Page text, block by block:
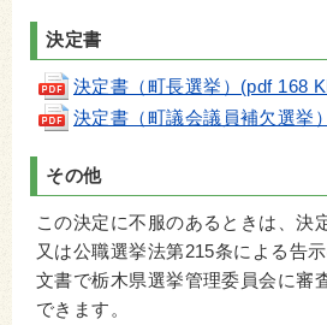
決定書
決定書（町長選挙）(pdf 168
決定書（町議会議員補欠選挙
その他
この決定に不服のあるときは、決
又は公職選挙法第215条による告
文書で栃木県選挙管理委員会に審
できます。